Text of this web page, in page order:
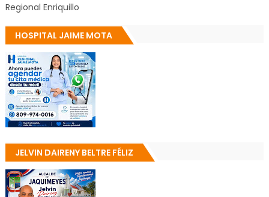
Regional Enriquillo
HOSPITAL JAIME MOTA
JELVIN DAIRENY BELTRE FÉLIZ